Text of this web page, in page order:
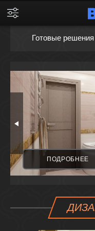
Готовые решения
ПОДРОБНЕЕ